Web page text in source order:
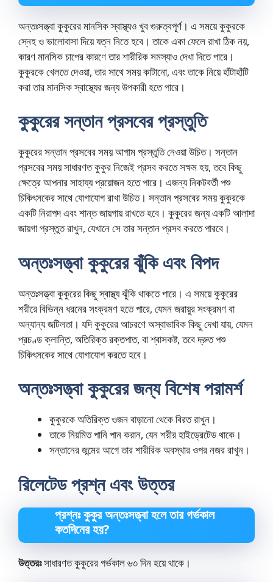
অন্তঃসত্ত্বা কুকুরের মানসিক স্বাস্থ্যও খুব গুরুত্বপূর্ণ। এ সময়ে কুকুরকে
স্নেহ ও ভালোবাসা দিয়ে যত্ন নিতে হবে। তাকে একা ফেলে রাখা ঠিক নয়,
কারণ মানসিক চাপের কারণে তার শারীরিক সমস্যাও দেখা দিতে পারে।
কুকুরকে খেলতে দেওয়া, তার সাথে সময় কাটানো, এবং তাকে নিয়ে হাঁটাহাঁটি
করা তার মানসিক স্বাস্থ্যের জন্য উপকারী হতে পারে।
কুকুরের সন্তান প্রসবের প্রস্তুতি
কুকুরের সন্তান প্রসবের সময় আগাম প্রস্তুতি নেওয়া উচিত। সন্তান
প্রসবের সময় সাধারণত কুকুর নিজেই প্রসব করতে সক্ষম হয়, তবে কিছু
ক্ষেত্রে আপনার সাহায্য প্রয়োজন হতে পারে। এজন্য নিকটবর্তী পশু
চিকিৎসকের সাথে যোগাযোগ রাখা উচিত। সন্তান প্রসবের সময় কুকুরকে
একটি নিরাপদ এবং শান্ত জায়গায় রাখতে হবে। কুকুরের জন্য একটি আলাদা
জায়গা প্রস্তুত রাখুন, যেখানে সে তার সন্তান প্রসব করতে পারবে।
অন্তঃসত্ত্বা কুকুরের ঝুঁকি এবং বিপদ
অন্তঃসত্ত্বা কুকুরের কিছু স্বাস্থ্য ঝুঁকি থাকতে পারে। এ সময়ে কুকুরের
শরীরে বিভিন্ন ধরনের সংক্রমণ হতে পারে, যেমন জরায়ুর সংক্রমণ বা
অন্যান্য জটিলতা। যদি কুকুরের আচরণে অস্বাভাবিক কিছু দেখা যায়, যেমন
প্রচণ্ড ক্লান্তি, অতিরিক্ত রক্তপাত, বা শ্বাসকষ্ট, তবে দ্রুত পশু
চিকিৎসকের সাথে যোগাযোগ করতে হবে।
অন্তঃসত্ত্বা কুকুরের জন্য বিশেষ পরামর্শ
কুকুরকে অতিরিক্ত ওজন বাড়ানো থেকে বিরত রাখুন।
তাকে নিয়মিত পানি পান করান, যেন শরীর হাইড্রেটেড থাকে।
সন্তানের জন্মের আগে তার শারীরিক অবস্থার ওপর নজর রাখুন।
রিলেটেড প্রশ্ন এবং উত্তর
প্রশ্নঃ কুকুর অন্তঃসত্ত্বা হলে তার গর্ভকাল
কতদিনের হয়?
উত্তরঃসাধারণত কুকুরের গর্ভকাল ৬৩ দিন হয়ে থাকে।